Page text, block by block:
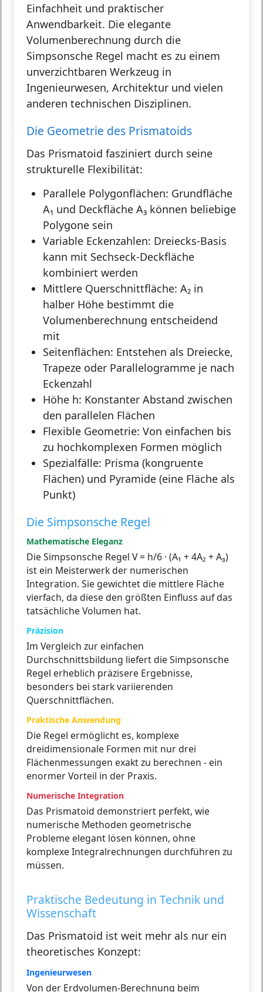
Einfachheit und praktischer
Anwendbarkeit. Die elegante
Volumenberechnung durch die
Simpsonsche Regel macht es zu einem
unverzichtbaren Werkzeug in
Ingenieurwesen, Architektur und vielen
anderen technischen Disziplinen.
Die Geometrie des Prismatoids
Das Prismatoid fasziniert durch seine
strukturelle Flexibilität:
Parallele Polygonflächen: Grundfläche
A₁ und Deckfläche A₃ können beliebige
Polygone sein
Variable Eckenzahlen: Dreiecks-Basis
kann mit Sechseck-Deckfläche
kombiniert werden
Mittlere Querschnittfläche: A₂ in
halber Höhe bestimmt die
Volumenberechnung entscheidend
mit
Seitenflächen: Entstehen als Dreiecke,
Trapeze oder Parallelogramme je nach
Eckenzahl
Höhe h: Konstanter Abstand zwischen
den parallelen Flächen
Flexible Geometrie: Von einfachen bis
zu hochkomplexen Formen möglich
Spezialfälle: Prisma (kongruente
Flächen) und Pyramide (eine Fläche als
Punkt)
Die Simpsonsche Regel
Mathematische Eleganz
Die Simpsonsche Regel V = h/6 · (A₁ + 4A₂ + A₃)
ist ein Meisterwerk der numerischen
Integration. Sie gewichtet die mittlere Fläche
vierfach, da diese den größten Einfluss auf das
tatsächliche Volumen hat.
Präzision
Im Vergleich zur einfachen
Durchschnittsbildung liefert die Simpsonsche
Regel erheblich präzisere Ergebnisse,
besonders bei stark variierenden
Querschnittflächen.
Praktische Anwendung
Die Regel ermöglicht es, komplexe
dreidimensionale Formen mit nur drei
Flächenmessungen exakt zu berechnen - ein
enormer Vorteil in der Praxis.
Numerische Integration
Das Prismatoid demonstriert perfekt, wie
numerische Methoden geometrische
Probleme elegant lösen können, ohne
komplexe Integralrechnungen durchführen zu
müssen.
Praktische Bedeutung in Technik und
Wissenschaft
Das Prismatoid ist weit mehr als nur ein
theoretisches Konzept:
Ingenieurwesen
Von der Erdvolumen-Berechnung beim